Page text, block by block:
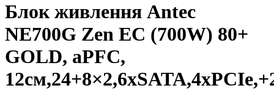
Блок живлення Antec
NE700G Zen EC (700W) 80+
GOLD, aPFC,